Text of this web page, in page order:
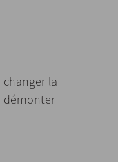
la
démonter